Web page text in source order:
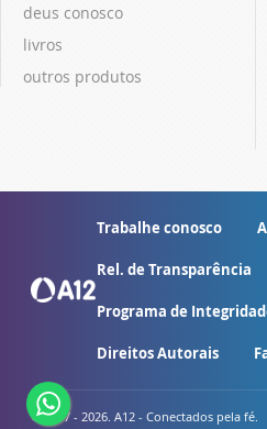
deus conosco
livros
outros produtos
Trabalhe conosco
Rel. de Transparência
Programa de
Direitos Autorais
© 2007 - 2026. A12 - Conectados pela fé.